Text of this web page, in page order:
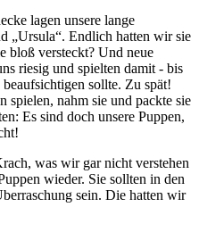
lagen unsere lange
Ursula . Endlich hatten wir sie
bloß versteckt? Und neue
riesig und spielten damit - bis
sollte. Zu spät!
spielen, nahm sie und packte sie
Es sind doch unsere Puppen,
was wir gar nicht verstehen
wieder. Sie sollten in den
sein. Die hatten wir